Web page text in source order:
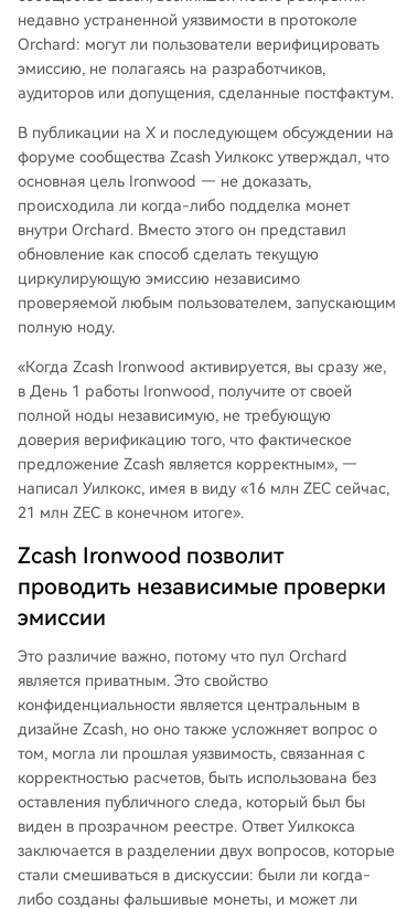
альшивые) ZEC, превышающие легитимный по
рог в 4,5 миллиона ZEC, окажутся экономичес
ки бесполезными, поскольку не смогут ни цир
кулировать в старом пуле, ни пройти через «т
ервого дня работы Ironwood любой пользоват
ель, запустивший полную ноду, сможет лично
убедиться в корректности текущего объема п
редложения ZEC, независимо от того, существ
овали ли ранее поддельные монеты. Со врем
енем эта система также может предоставить
доказательства, была ли эксплуатирована уяз
вимость Orchard: если избыточные ZEC попыт
аются поки
недавно устраненной уязвимости в протоколе
Orchard: могут ли пользователи верифицировать
эмиссию, не полагаясь на разработчиков,
аудиторов или допущения, сделанные постфактум.
В публикации на X и последующем обсуждении на
форуме сообщества Zcash Уилкокс утверждал, что
основная цель Ironwood — не доказать,
происходила ли когда-либо подделка монет
внутри Orchard. Вместо этого он представил
обновление как способ сделать текущую
циркулирующую эмиссию независимо
проверяемой любым пользователем, запускающим
полную ноду.
«Когда Zcash Ironwood активируется, вы сразу же,
в День 1 работы Ironwood, получите от своей
полной ноды независимую, не требующую
доверия верификацию того, что фактическое
предложение Zcash является корректным», —
написал Уилкокс, имея в виду «16 млн ZEC сейчас,
21 млн ZEC в конечном итоге».
Zcash Ironwood позволит
проводить независимые проверки
эмиссии
Это различие важно, потому что пул Orchard
является приватным. Это свойство
конфиденциальности является центральным в
дизайне Zcash, но оно также усложняет вопрос о
том, могла ли прошлая уязвимость, связанная с
корректностью расчетов, быть использована без
оставления публичного следа, который был бы
виден в прозрачном реестре. Ответ Уилкокса
заключается в разделении двух вопросов, которые
стали смешиваться в дискуссии: были ли когда-
либо созданы фальшивые монеты, и может ли